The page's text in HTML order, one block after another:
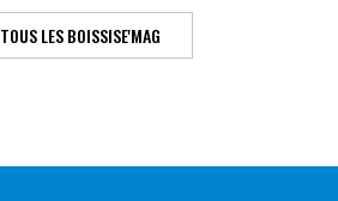
TOUS LES BOISSISE'MAG